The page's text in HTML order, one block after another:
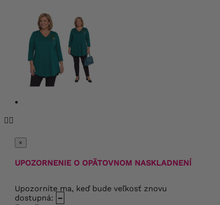

×
UPOZORNENIE O OPÄTOVNOM NASKLADNENÍ
Upozornite ma, keď bude veľkosť znovu
dostupná: –